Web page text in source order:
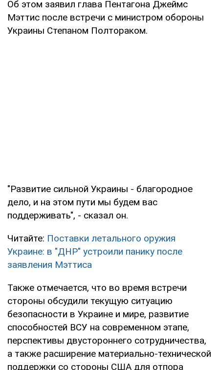
Об этом заявил глава Пентагона Джеймс
Мэттис после встречи с министром обороны
Украины Степаном Полтораком.
"Развитие сильной Украины - благородное
дело, и на этом пути мы будем вас
поддерживать", - сказал он.
Читайте: Поставки летального оружия
Украине: в "ДНР" устроили панику после
заявления Мэттиса
Также отмечается, что во время встречи
стороны обсудили текущую ситуацию
безопасности в Украине и мире, развитие
способностей ВСУ на современном этапе,
перспективы двустороннего сотрудничества,
а также расширение материально-технической
поддержки со стороны США для отпора